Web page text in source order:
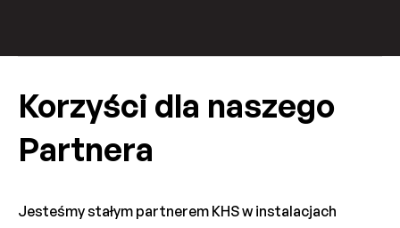
Korzyści dla naszego
Partnera
Jesteśmy stałym partnerem KHS w instalacjach